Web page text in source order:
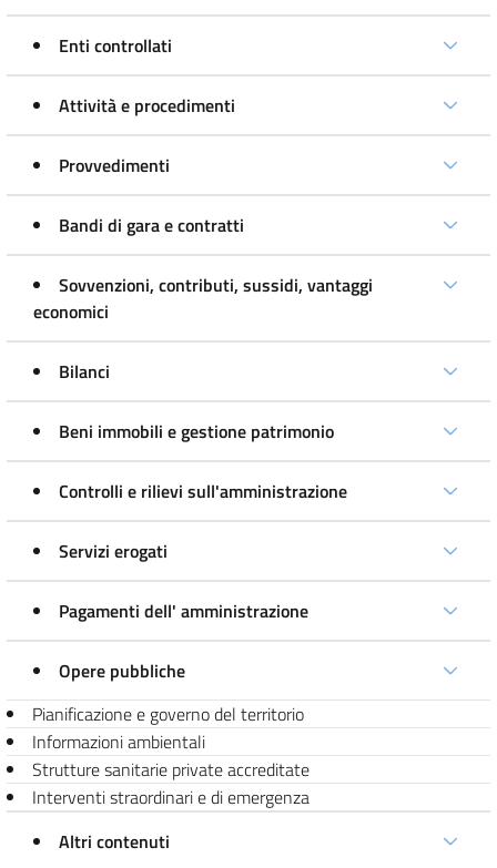
Enti controllati
Attività e procedimenti
Provvedimenti
Bandi di gara e contratti
Sovvenzioni, contributi, sussidi, vantaggi
economici
Bilanci
Beni immobili e gestione patrimonio
Controlli e rilievi sull'amministrazione
Servizi erogati
Pagamenti dell' amministrazione
Opere pubbliche
Pianificazione e governo del territorio
Informazioni ambientali
Strutture sanitarie private accreditate
Interventi straordinari e di emergenza
Altri contenuti